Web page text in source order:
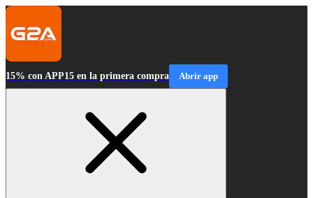
15% con APP15 en la primera compra Abrir app